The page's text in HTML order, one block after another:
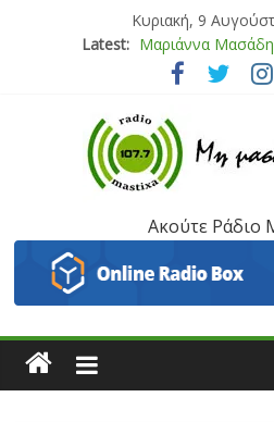
Κυριακή, 9
Latest: Μαριάννα Μασάδη
Τάνια Μπρεάζου
Μάνος Τρυπιάς &
Ιορδάνης Αγαπητός
Ακούτε Ράδιο